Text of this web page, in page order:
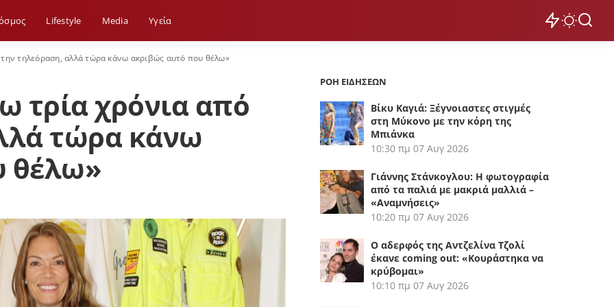
Lifestyle Media Yγεία
την τηλεόραση, αλλά τώρα κάνω ακριβώς αυτό που θέλω»
τρία χρόνια από
τώρα κάνω
θέλω»
ΡΟΗ ΕΙΔΗΣΕΩΝ
Βίκυ Καγιά: Ξέγνοιαστες στιγμές
στη Μύκονο με την κόρη της
Μπιάνκα
10:30 πμ 07 Αυγ 2026
Γιάννης Στάνκογλου: Η φωτογραφία
από τα παλιά με μακριά μαλλιά –
«Αναμνήσεις»
10:20 πμ 07 Αυγ 2026
Ο αδερφός της Αντζελίνα Τζολί
έκανε coming out: «Κουράστηκα να
κρύβομαι»
10:10 πμ 07 Αυγ 2026